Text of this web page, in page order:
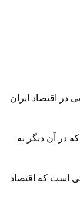
در اقتصاد ایران
در آن دیگر نه
است که اقتصاد